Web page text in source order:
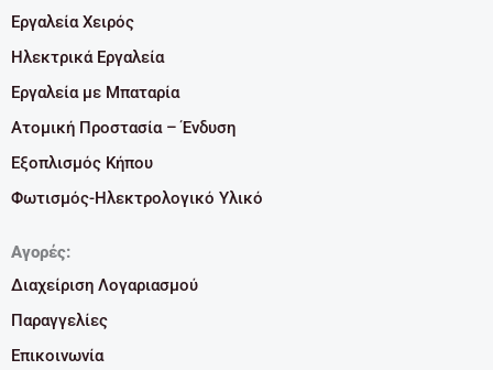
Εργαλεία Χειρός
Ηλεκτρικά Εργαλεία
Εργαλεία με Μπαταρία
Ατομική Προστασία – Ένδυση
Εξοπλισμός Κήπου
Φωτισμός-Ηλεκτρολογικό Υλικό
Αγορές:
Διαχείριση Λογαριασμού
Παραγγελίες
Επικοινωνία